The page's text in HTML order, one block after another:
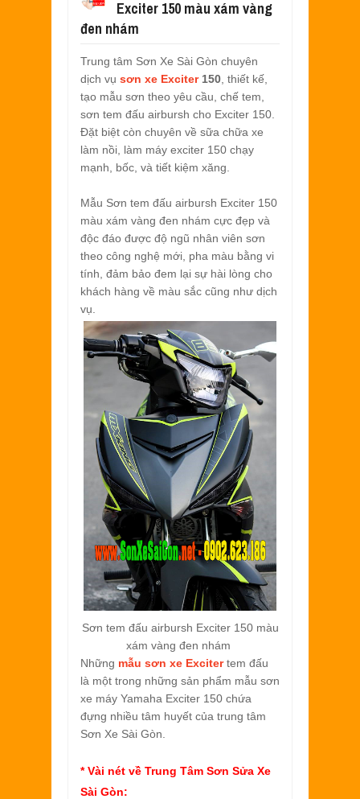
SƠN XE EXCITER 2010 MÀU ĐỎ CAM
Jul 31, 2022
SƠN XE ATTILA ELIZABETH PHỐI
Jun 11, 2022
May 31, 2022
SƠN ĐỔI MÀU GÓC NHÌN HONDA PS
Mar 31,
SƠN PHỐI MÀU XE ATTILA
17, 2022
Exciter 150 màu xám vàng
đen nhám
Trung tâm Sơn Xe Sài Gòn chuyên
dịch vụ sơn xe Exciter150 , thiết kế,
tạo mẫu sơn theo yêu cầu, chế tem,
sơn tem đấu airbursh cho Exciter 150.
Đặt biệt còn chuyên về sữa chữa xe
làm nồi, làm máy exciter 150 chạy
mạnh, bốc, và tiết kiệm xăng.
Mẫu Sơn tem đấu airbursh Exciter 150
màu xám vàng đen nhám cực đẹp và
độc đáo được độ ngũ nhân viên sơn
theo công nghệ mới, pha màu bằng vi
tính, đảm bảo đem lại sự hài lòng cho
khách hàng về màu sắc cũng như dịch
vụ.
Sơn tem đấu airbursh Exciter 150 màu
xám vàng đen nhám
Những mẫu sơn xe Excitertem đấu
là một trong những sản phẩm mẫu sơn
xe máy Yamaha Exciter 150 chứa
đựng nhiều tâm huyết của trung tâm
Sơn Xe Sài Gòn.
* Vài nét về Trung Tâm Sơn Sửa Xe
Sài Gòn: